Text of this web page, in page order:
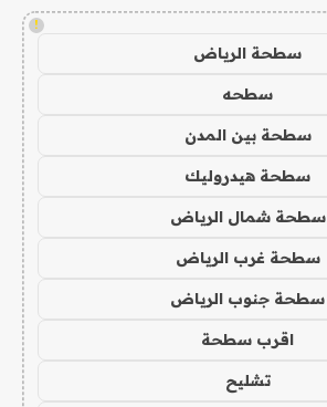
!
سطحة الرياض
سطحه
سطحة بين المدن
سطحة هيدروليك
سطحة شمال الرياض
سطحة غرب الرياض
سطحة جنوب الرياض
اقرب سطحة
تشليح